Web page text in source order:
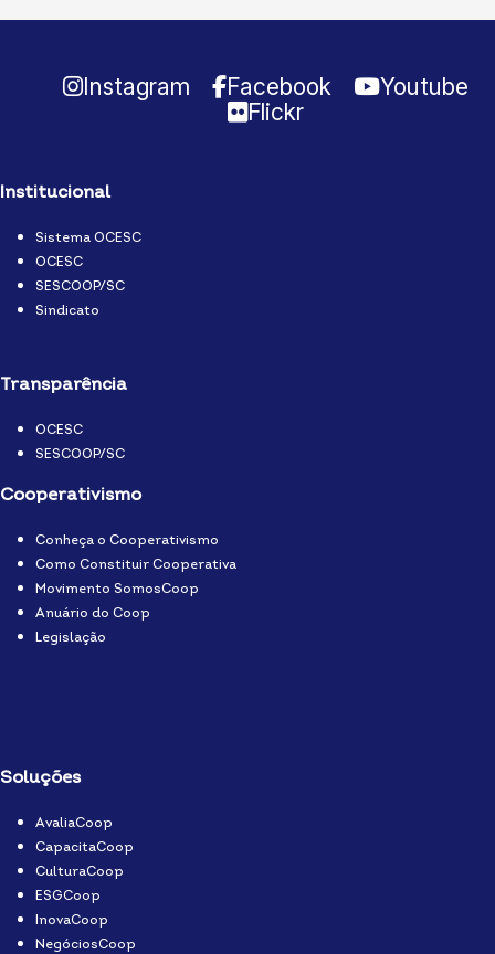
Instagram Facebook
Youtube
Flickr
Institucional
Sistema OCESC
OCESC
SESCOOP/SC
Sindicato
Transparência
OCESC
SESCOOP/SC
Cooperativismo
Conheça o Cooperativismo
Como Constituir Cooperativa
Movimento SomosCoop
Anuário do Coop
Legislação
Soluções
AvaliaCoop
CapacitaCoop
CulturaCoop
ESGCoop
InovaCoop
NegóciosCoop